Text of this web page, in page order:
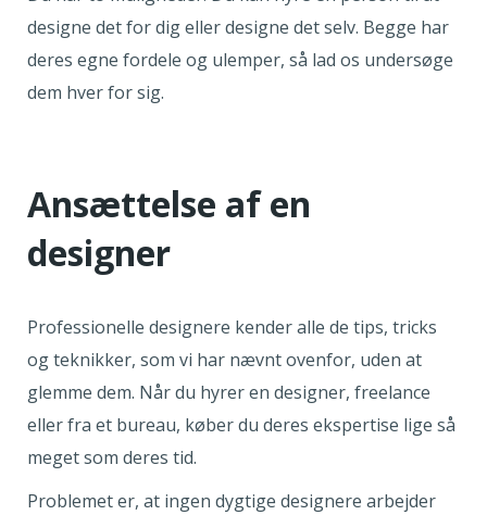
designe det for dig eller designe det selv. Begge har
deres egne fordele og ulemper, så lad os undersøge
dem hver for sig.
Ansættelse af en
designer
Professionelle designere kender alle de tips, tricks
og teknikker, som vi har nævnt ovenfor, uden at
glemme dem. Når du hyrer en designer, freelance
eller fra et bureau, køber du deres ekspertise lige så
meget som deres tid.
Problemet er, at ingen dygtige designere arbejder